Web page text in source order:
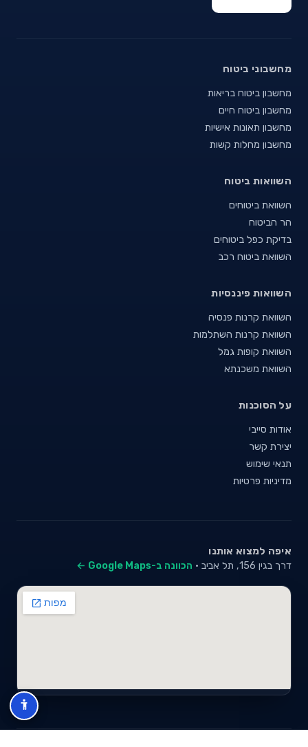
מחשבוני ביטוח
מחשבון ביטוח בריאות
מחשבון ביטוח חיים
מחשבון תאונות אישיות
מחשבון מחלות קשות
השוואות ביטוח
השוואת ביטוחים
הר הביטוח
בדיקת כפל ביטוחים
השוואת ביטוח רכב
השוואות פיננסיות
השוואת קרנות פנסיה
השוואת קרנות השתלמות
השוואת קופות גמל
השוואת משכנתא
על הסוכנות
אודות סייבי
יצירת קשר
תנאי שימוש
מדיניות פרטיות
איפה למצוא אותנו
דרך בגין 156, תל אביב · הכוונה ב-Google Maps ←